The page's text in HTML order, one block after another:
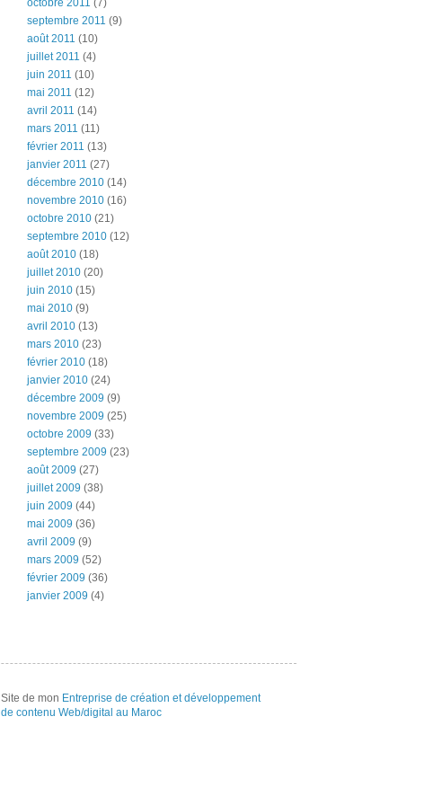
octobre 2011 (7)
septembre 2011 (9)
août 2011 (10)
juillet 2011 (4)
juin 2011 (10)
mai 2011 (12)
avril 2011 (14)
mars 2011 (11)
février 2011 (13)
janvier 2011 (27)
décembre 2010 (14)
novembre 2010 (16)
octobre 2010 (21)
septembre 2010 (12)
août 2010 (18)
juillet 2010 (20)
juin 2010 (15)
mai 2010 (9)
avril 2010 (13)
mars 2010 (23)
février 2010 (18)
janvier 2010 (24)
décembre 2009 (9)
novembre 2009 (25)
octobre 2009 (33)
septembre 2009 (23)
août 2009 (27)
juillet 2009 (38)
juin 2009 (44)
mai 2009 (36)
avril 2009 (9)
mars 2009 (52)
février 2009 (36)
janvier 2009 (4)
Site de mon Entreprise de création et développement
de contenu Web/digital au Maroc